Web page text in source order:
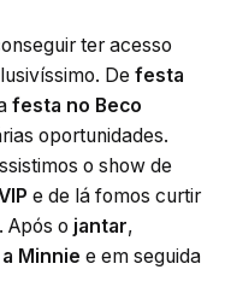
ter acesso
De festa
festa no Beco
oportunidades.
o show de
e de lá fomos curtir
. Após o jantar,
Minnie e em seguida